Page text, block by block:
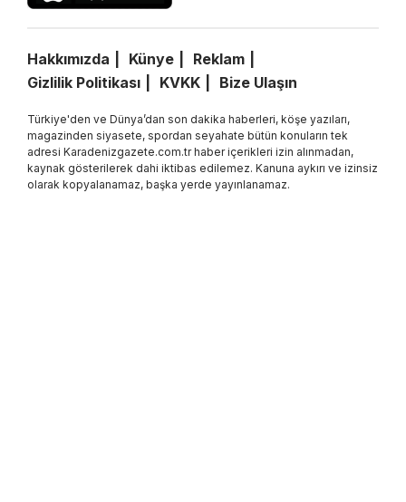
Hakkımızda Künye
Reklam
Gizlilik Politikası
KVKK Bize Ulaşın
Türkiye'den ve Dünya’dan son dakika haberleri, köşe yazıları,
magazinden siyasete, spordan seyahate bütün konuların tek
adresi Karadenizgazete.com.tr haber içerikleri izin alınmadan,
kaynak gösterilerek dahi iktibas edilemez. Kanuna aykırı ve izinsiz
olarak kopyalanamaz, başka yerde yayınlanamaz.